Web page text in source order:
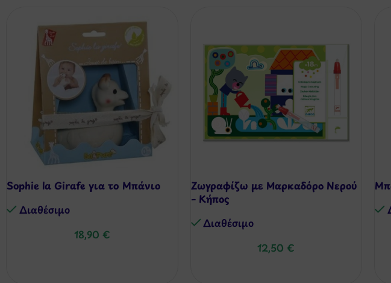
Sophie la Girafe για το Μπάνιο
Διαθέσιμo
18,90 €
Ζωγραφίζω με Μαρκαδόρο Νερού
– Κήπος
Διαθέσιμo
12,50€